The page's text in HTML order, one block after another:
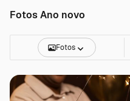
Fotos Ano novo
Fotos